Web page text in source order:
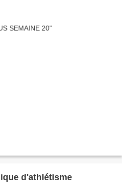
d'athlétisme